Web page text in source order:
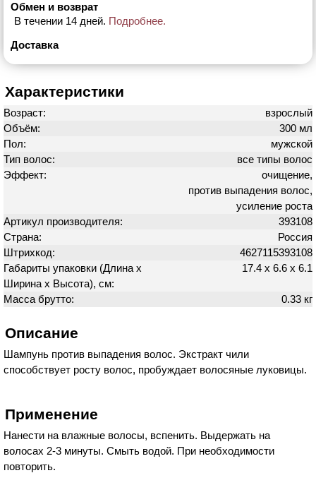
Обмен и возврат
В течении 14 дней. Подробнее.
Доставка
Характеристики
Возраст:
взрослый
Объём:
300 мл
Пол:
мужской
Тип волос:
все типы волос
Эффект:
очищение,
против выпадения волос,
усиление роста
Артикул производителя:
393108
Страна:
Россия
Штрихкод:
4627115393108
Габариты упаковки (Длина х
Ширина х Высота), см:
17.4 х 6.6 х 6.1
Масса брутто: 0.33 кг
Описание
Шампунь против выпадения волос. Экстракт чили
способствует росту волос, пробуждает волосяные луковицы.
Применение
Нанести на влажные волосы, вспенить. Выдержать на
волосах 2-3 минуты. Смыть водой. При необходимости
повторить.